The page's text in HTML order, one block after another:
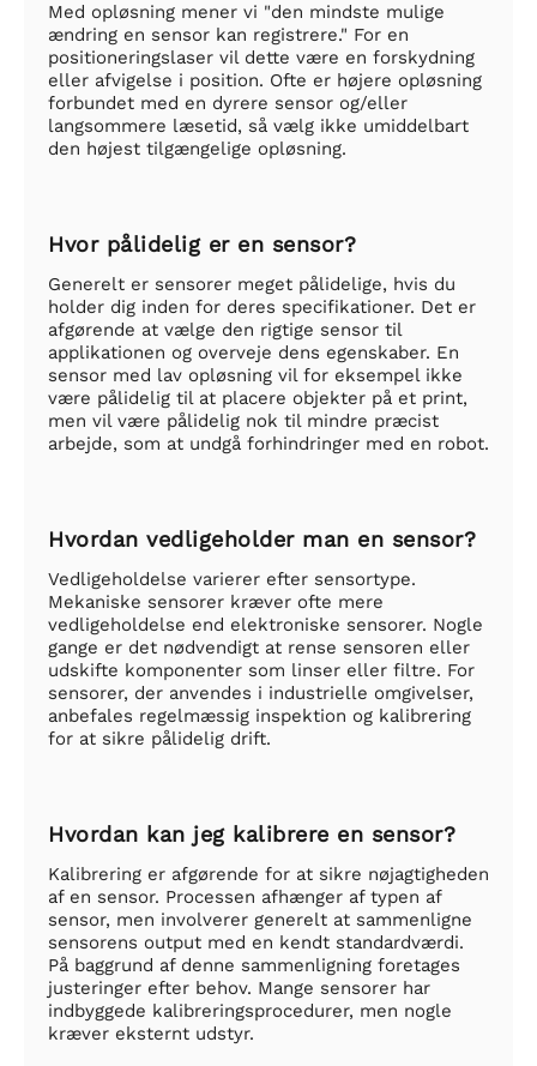
Med opløsning mener vi "den mindste mulige
ændring en sensor kan registrere." For en
positioneringslaser vil dette være en forskydning
eller afvigelse i position. Ofte er højere opløsning
forbundet med en dyrere sensor og/eller
langsommere læsetid, så vælg ikke umiddelbart
den højest tilgængelige opløsning.
Hvor pålidelig er en sensor?
Generelt er sensorer meget pålidelige, hvis du
holder dig inden for deres specifikationer. Det er
afgørende at vælge den rigtige sensor til
applikationen og overveje dens egenskaber. En
sensor med lav opløsning vil for eksempel ikke
være pålidelig til at placere objekter på et print,
men vil være pålidelig nok til mindre præcist
arbejde, som at undgå forhindringer med en robot.
Hvordan vedligeholder man en sensor?
Vedligeholdelse varierer efter sensortype.
Mekaniske sensorer kræver ofte mere
vedligeholdelse end elektroniske sensorer. Nogle
gange er det nødvendigt at rense sensoren eller
udskifte komponenter som linser eller filtre. For
sensorer, der anvendes i industrielle omgivelser,
anbefales regelmæssig inspektion og kalibrering
for at sikre pålidelig drift.
Hvordan kan jeg kalibrere en sensor?
Kalibrering er afgørende for at sikre nøjagtigheden
af en sensor. Processen afhænger af typen af
sensor, men involverer generelt at sammenligne
sensorens output med en kendt standardværdi.
På baggrund af denne sammenligning foretages
justeringer efter behov. Mange sensorer har
indbyggede kalibreringsprocedurer, men nogle
kræver eksternt udstyr.